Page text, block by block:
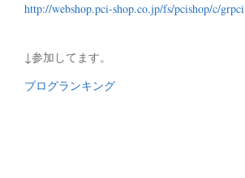
http://webshop.pci-shop.co.jp/fs/pcishop/c/grpci
↓参加してます。
ブログランキング